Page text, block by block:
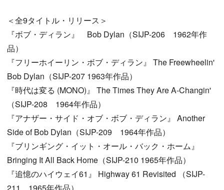
＜全9タイトル・リリース＞
『ボブ・ディラン』 Bob Dylan（SIJP-206 1962年作
品）
『フリーホイーリン・ボブ・ディラン』 The Freewheelin'
Bob Dylan（SIJP-207 1963年作品）
『時代は変る (MONO)』 The Times They Are A-Changin'
（SIJP-208 1964年作品）
『アナザー・サイド・オブ・ボブ・ディラン』 Another
Side of Bob Dylan（SIJP-209 1964年作品）
『ブリンギング・イット・オール・バック・ホーム』
Bringing It All Back Home（SIJP-210 1965年作品）
『追憶のハイウェイ61』 Highway 61 Revisited （SIJP-